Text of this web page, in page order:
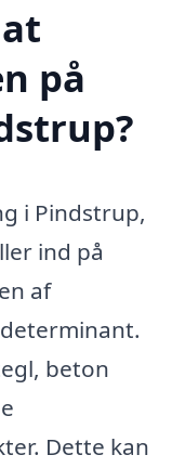
på
i Pindstrup,
ind på
af
beton
Dette kan